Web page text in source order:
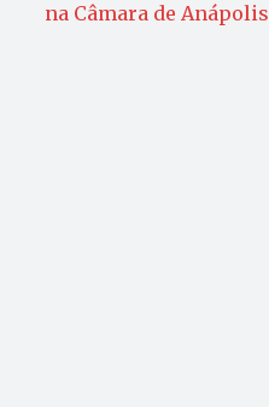
na Câmara de Anápolis